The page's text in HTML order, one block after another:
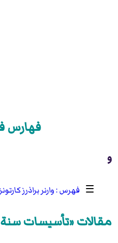
فهارس
و
☰ وارنر براذرز كارتونز
مقالات «تأسيسات سنة 1933 في